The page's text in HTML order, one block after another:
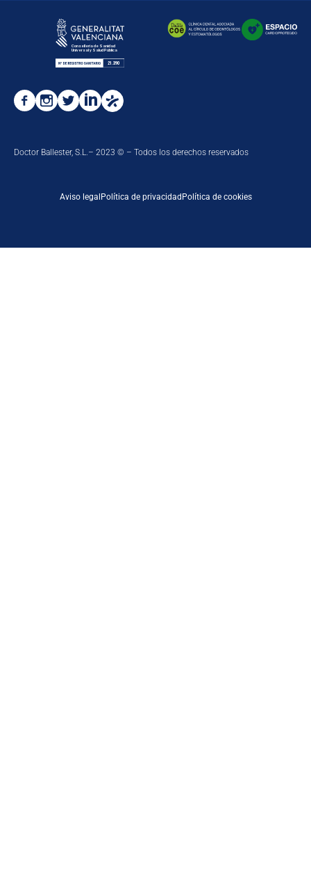
Doctor Ballester, S.L.– 2023 © – Todos los derechos reservados
Aviso legal Política de privacidad Política de cookies